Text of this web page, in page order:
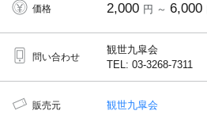
価格 2,000 円 ～ 6,000
問い合わせ
観世九皐会
TEL: 03-3268-7311
販売元 観世九皐会